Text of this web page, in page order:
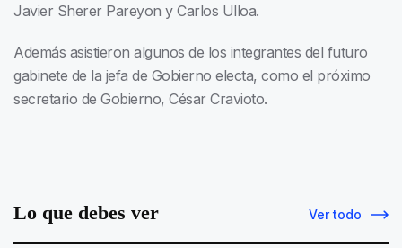
Javier Sherer Pareyon y Carlos Ulloa.
Además asistieron algunos de los integrantes del futuro
gabinete de la jefa de Gobierno electa, como el próximo
secretario de Gobierno, César Cravioto.
Lo que debes ver Ver todo